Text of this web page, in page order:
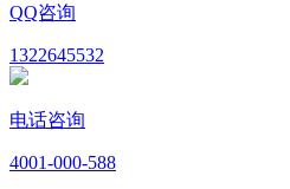
QQ咨询
1322645532
电话咨询
4001-000-588